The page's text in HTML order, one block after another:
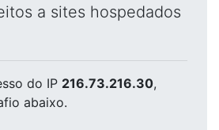
a sites hospedados
do IP 216.73.216.30,
abaixo.